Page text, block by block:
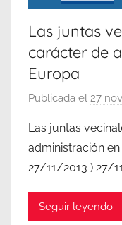
Las juntas
carácter de
Europa
Publicada el 27
Las juntas
administración
27/11/2013 ) 27/
Seguir leyendo